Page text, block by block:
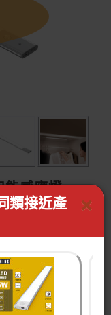
能感應燈 -
| 磁吸安裝
感應燈/小夜燈
×
類接近產